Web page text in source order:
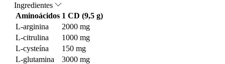
Ingredientes
Aminoácidos 1 CD (9,5 g)
L-arginina
2000 mg
L-citrulina
1000 mg
L-cysteína
150 mg
L-glutamina
3000 mg